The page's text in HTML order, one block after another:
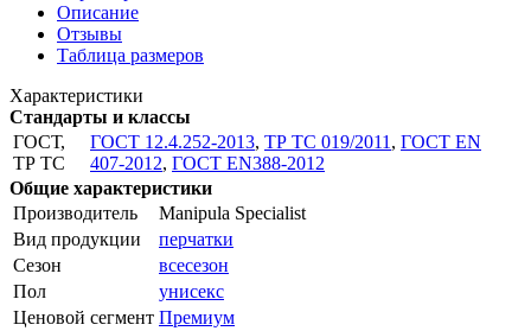
Описание
Отзывы
Таблица размеров
Характеристики
Стандарты и классы
ГОСТ,
ТР ТС
ГОСТ 12.4.252-2013, ТР ТС 019/2011 , ГОСТ EN
407-2012, ГОСТ EN388-2012
Общие характеристики
Производитель
Manipula Specialist
Вид продукции
перчатки
Сезон
всесезон
Пол
унисекс
Ценовой сегмент Премиум